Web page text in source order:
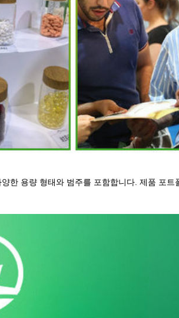
한 용량 형태와 범주를 포함합니다. 제품 포